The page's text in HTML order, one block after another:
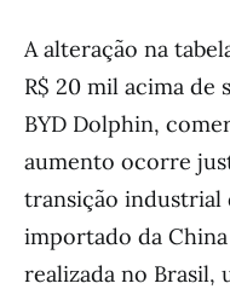
A alteração na
R$ 20 mil acima
BYD Dolphin,
aumento ocorre
transição industrial
importado da
realizada no Brasil,